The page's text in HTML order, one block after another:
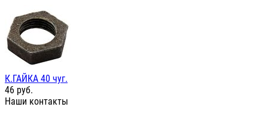
К.ГАЙКА 40 чуг.
46 руб.
Наши контакты